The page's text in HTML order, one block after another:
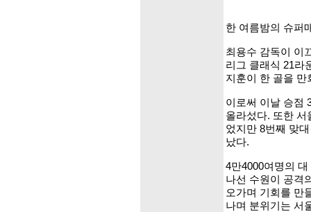
한 여름밤의 슈퍼
최용수 감독이 이
리그 클래식 21라
지훈이 한 골을 만
이로써 이날 승점
올라섰다. 또한 서
었지만 8번째 맞
났다.
4만4000여명의
나선 수원이 공격
오가며 기회를 만
나며 분위기는 서